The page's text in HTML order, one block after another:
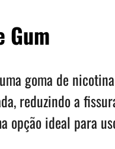
Gum
goma de
reduzindo a
opção ideal para